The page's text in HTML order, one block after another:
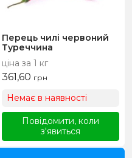
Перець чилі червоний
Туреччина
ціна за 1 кг
361,60 грн
Немає в наявності
Повідомити, коли
з'явиться